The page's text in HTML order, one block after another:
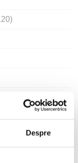
Despre